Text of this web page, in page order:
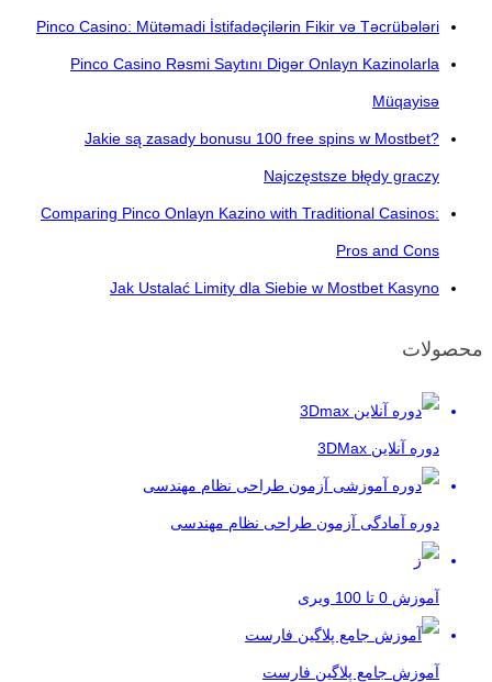
Pinco Casino: Mütəmadi İstifadəçilərin Fikir və Təcrübələri
Pinco Casino Rəsmi Saytını Digər Onlayn Kazinolarla
Müqayisə
Jakie są zasady bonusu 100 free spins w Mostbet?
Najczęstsze błędy graczy
Comparing Pinco Onlayn Kazino with Traditional Casinos:
Pros and Cons
Jak Ustalać Limity dla Siebie w Mostbet Kasyno
محصولات
دوره آنلاین 3DMax
دوره آمادگی آزمون طراحی نظام مهندسی
آموزش 0 تا 100 ویری
آموزش جامع پلاگین فارست